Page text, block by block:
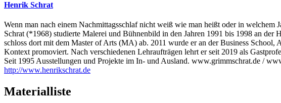
Henrik Schrat
Wenn man nach einem Nachmittagsschlaf nicht weiß wie man heißt oder in welchem
Schrat (*1968) studierte Malerei und Bühnenbild in den Jahren 1991 bis 1998 an
schloss dort mit dem Master of Arts (MA) ab. 2011 wurde er an der Business
Kontext promoviert. Nach verschiedenen Lehraufträgen lehrt er seit 2019 als
Seit 1995 Ausstellungen und Projekte im In- und Ausland. www.grimmschrat.de /
http://www.henrikschrat.de
Materialliste